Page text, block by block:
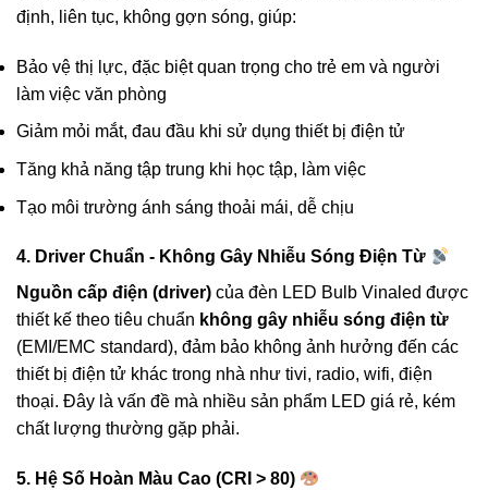
định, liên tục, không gợn sóng, giúp:
Bảo vệ thị lực, đặc biệt quan trọng cho trẻ em và người
làm việc văn phòng
Giảm mỏi mắt, đau đầu khi sử dụng thiết bị điện tử
Tăng khả năng tập trung khi học tập, làm việc
Tạo môi trường ánh sáng thoải mái, dễ chịu
4. Driver Chuẩn - Không Gây Nhiễu Sóng Điện Từ
Nguồn cấp điện (driver) của đèn LED Bulb Vinaled được
thiết kế theo tiêu chuẩn không gây nhiễu sóng điện từ
(EMI/EMC standard), đảm bảo không ảnh hưởng đến các
thiết bị điện tử khác trong nhà như tivi, radio, wifi, điện
thoại. Đây là vấn đề mà nhiều sản phẩm LED giá rẻ, kém
chất lượng thường gặp phải.
5. Hệ Số Hoàn Màu Cao (CRI > 80)